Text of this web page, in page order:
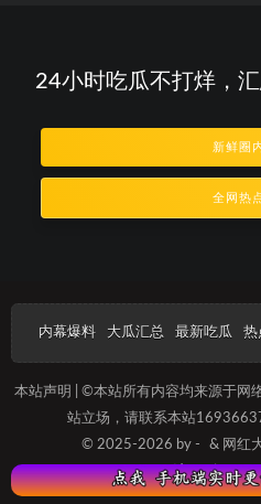
24小时吃瓜不打烊，
新鲜圈
全网热
内幕爆料 大瓜汇总 最新吃瓜 热
本站声明 | ©本站所有内容均来源于网
站立场，请联系本站
© 2025-2026 by -
& 网红
沪ICP备